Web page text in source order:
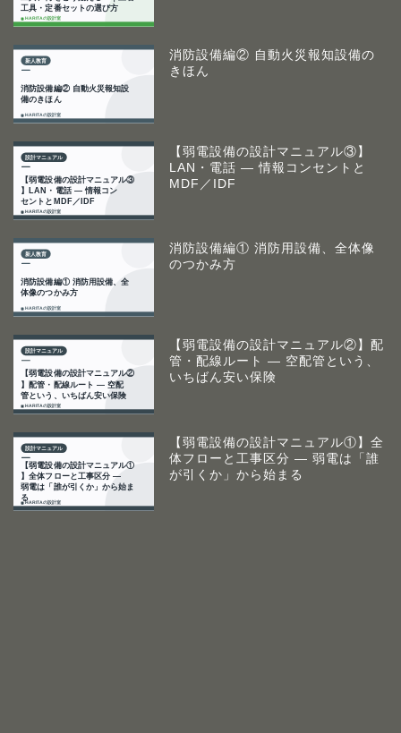
消防設備編② 自動火災報知設備の
きほん
【弱電設備の設計マニュアル③】
LAN・電話 ― 情報コンセントと
MDF／IDF
消防設備編① 消防用設備、全体像
のつかみ方
【弱電設備の設計マニュアル②】配
管・配線ルート ― 空配管という、
いちばん安い保険
【弱電設備の設計マニュアル①】全
体フローと工事区分 ― 弱電は「誰
が引くか」から始まる